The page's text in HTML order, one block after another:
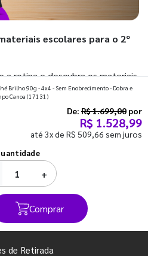
escolares para o 2º
a rotina e descubra os materiais
começar o segundo
Brilho 90g - 4x4 - Sem Enobrecimento - Dobra e
Canoa (17131)
De: R$ 1.699,00 por
R$ 1.528,99
até 3x de R$ 509,66 sem juros
+
Comprar
de Retirada